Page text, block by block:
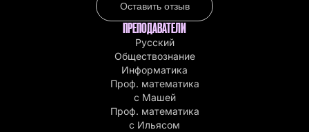
Оставить отзыв
ПРЕПОДАВАТЕЛИ
Русский
Обществознание
Информатика
Проф. математика
с Машей
Проф. математика
c Ильясом